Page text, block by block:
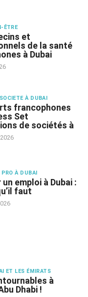
ÊTRE
et
de la santé
à Dubai
À DUBAI
francophones
Set
de sociétés à
À DUBAI
emploi à Dubai :
faut
ET LES ÉMIRATS
à
Dhabi !